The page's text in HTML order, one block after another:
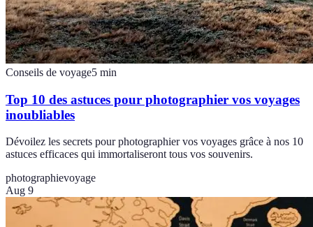
Conseils de voyage5 min
Top 10 des astuces pour photographier vos voyages
inoubliables
Dévoilez les secrets pour photographier vos voyages grâce à nos 10
astuces efficaces qui immortaliseront tous vos souvenirs.
photographievoyage
Aug 9